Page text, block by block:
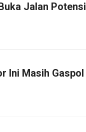
Jalan Potensi
Ini Masih Gaspol